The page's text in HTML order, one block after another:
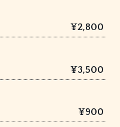
¥2,800
¥3,500
¥900